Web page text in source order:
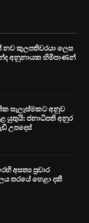
නව කුලපතිවරයා ලෙස
අනුනායක හිමිපාණන්
සැලැස්මකට අනුව
යුතුයි: ජනාධිපති අනුර
උපදෙස්
අසත්‍ය ප්‍රචාර
තරයේ හෙළා දකී